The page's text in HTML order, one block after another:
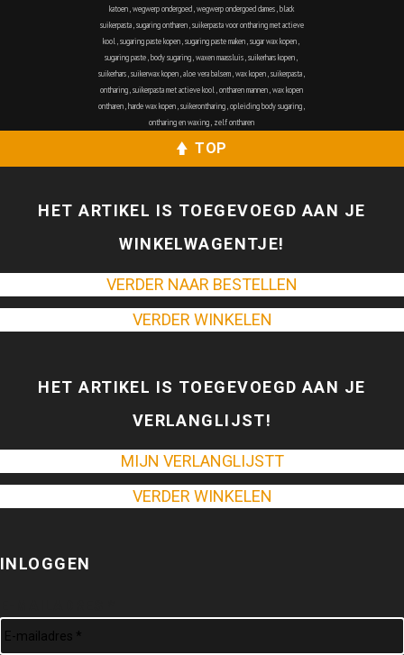
katoen,wegwerp ondergoed,wegwerp ondergoed dames,black
suikerpasta,sugaring ontharen,suikerpasta voor ontharing met actieve
kool,sugaring paste kopen,sugaring paste maken,sugar wax kopen,
sugaring paste,body sugaring,waxen maassluis,suikerhars kopen,
suikerhars,suikerwax kopen,aloe vera balsem,wax kopen,suikerpasta,
ontharing,suikerpasta met actieve kool,ontharen mannen,wax kopen
ontharen,harde wax kopen,suikerontharing,opleiding body sugaring,
ontharing en waxing, zelf ontharen
TOP
HET ARTIKEL IS TOEGEVOEGD AAN JE
WINKELWAGENTJE!
VERDER NAAR BESTELLEN
VERDER WINKELEN
HET ARTIKEL IS TOEGEVOEGD AAN JE
VERLANGLIJST!
MIJN VERLANGLIJSTT
VERDER WINKELEN
INLOGGEN